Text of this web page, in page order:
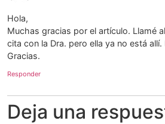
Hola,
Muchas gracias por el artículo. Llamé
cita con la Dra. pero ella ya no está
Gracias.
Responder
Deja una